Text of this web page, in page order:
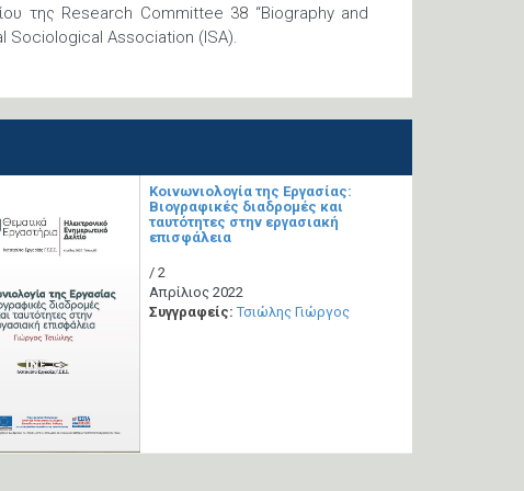
της Research Committee 38 “Biography and
Sociological Association (ISA).
Κοινωνιολογία της Εργασίας:
Βιογραφικές διαδρομές και
ταυτότητες στην εργασιακή
επισφάλεια
/ 2
Απρίλιος 2022
Συγγραφείς: Τσιώλης Γιώργος